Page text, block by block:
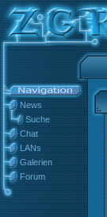
News
Suche
Chat
LANs
Galerien
Forum